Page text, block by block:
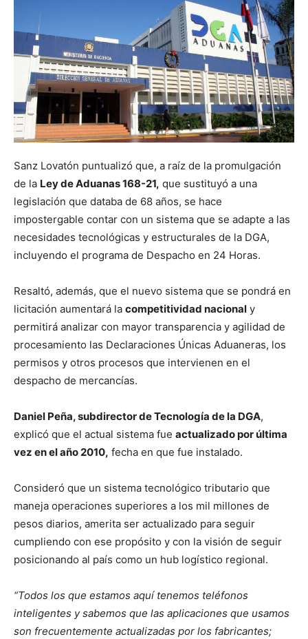
Sanz Lovatón puntualizó que, a raíz de la promulgación
de la Ley de Aduanas 168-21, que sustituyó a una
legislación que databa de 68 años, se hace
impostergable contar con un sistema que se adapte a las
necesidades tecnológicas y estructurales de la DGA,
incluyendo el programa de Despacho en 24 Horas.
Resaltó, además, que el nuevo sistema que se pondrá en
licitación aumentará la competitividad nacional y
permitirá analizar con mayor transparencia y agilidad de
procesamiento las Declaraciones Únicas Aduaneras, los
permisos y otros procesos que intervienen en el
despacho de mercancías.
Daniel Peña, subdirector de Tecnología de la DGA,
explicó que el actual sistema fue actualizado por última
vez en el año 2010, fecha en que fue instalado.
Consideró que un sistema tecnológico tributario que
maneja operaciones superiores a los mil millones de
pesos diarios, amerita ser actualizado para seguir
cumpliendo con ese propósito y con la visión de seguir
posicionando al país como un hub logístico regional.
“Todos los que estamos aquí tenemos teléfonos
inteligentes y sabemos que las aplicaciones que usamos
son frecuentemente actualizadas por los fabricantes;